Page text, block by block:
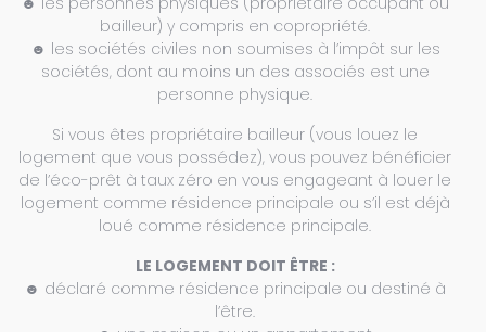
bailleur) y compris en copropriété.
☻ les sociétés civiles non soumises à l’impôt sur les
sociétés, dont au moins un des associés est une
personne physique.
Si vous êtes propriétaire bailleur (vous louez le
logement que vous possédez), vous pouvez bénéficier
de l’éco-prêt à taux zéro en vous engageant à louer le
logement comme résidence principale ou s’il est déjà
loué comme résidence principale.
LE LOGEMENT DOIT ÊTRE :
☻ déclaré comme résidence principale ou destiné à
l’être.